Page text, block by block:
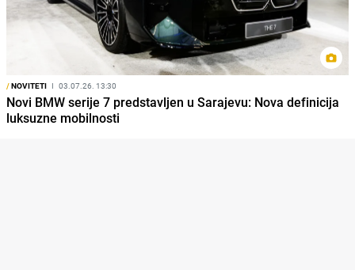
/NOVITETI I 03.07.26. 13:30
Novi BMW serije 7 predstavljen u Sarajevu: Nova definicija
luksuzne mobilnosti